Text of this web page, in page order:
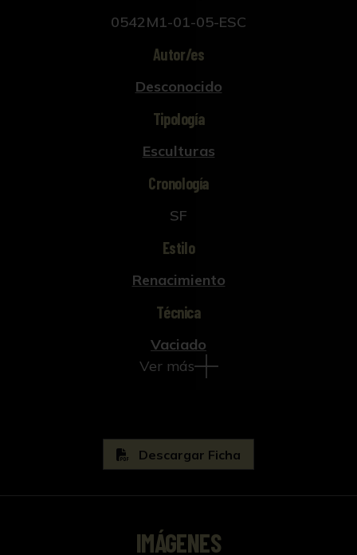
0542M1-01-05-ESC
Autor/es
Desconocido
Tipología
Esculturas
Cronología
SF
Estilo
Renacimiento
Técnica
Vaciado
Ver más
Descargar Ficha
IMÁGENES